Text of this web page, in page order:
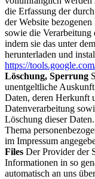
die Erfassung der
der Website
sowie die Verarbeitung
indem sie das unter
herunterladen und
https://
Löschung, Sperrung
unentgeltliche
Daten, deren Herkunft
Datenverarbeitung
Löschung dieser
Thema
im Impressum
Files Der Provider der
Informationen in so
automatisch an uns